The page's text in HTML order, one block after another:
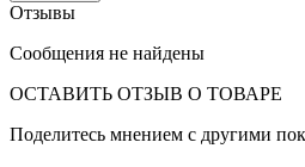
Отзывы
Сообщения не найдены
ОСТАВИТЬ ОТЗЫВ О ТОВАРЕ
Поделитесь мнением с другими